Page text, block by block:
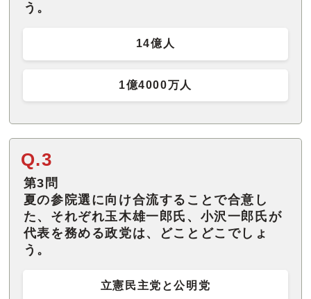
う。
14億人
1億4000万人
Q.3
第3問
夏の参院選に向け合流することで合意し
た、それぞれ玉木雄一郎氏、小沢一郎氏が
代表を務める政党は、どことどこでしょ
う。
立憲民主党と公明党